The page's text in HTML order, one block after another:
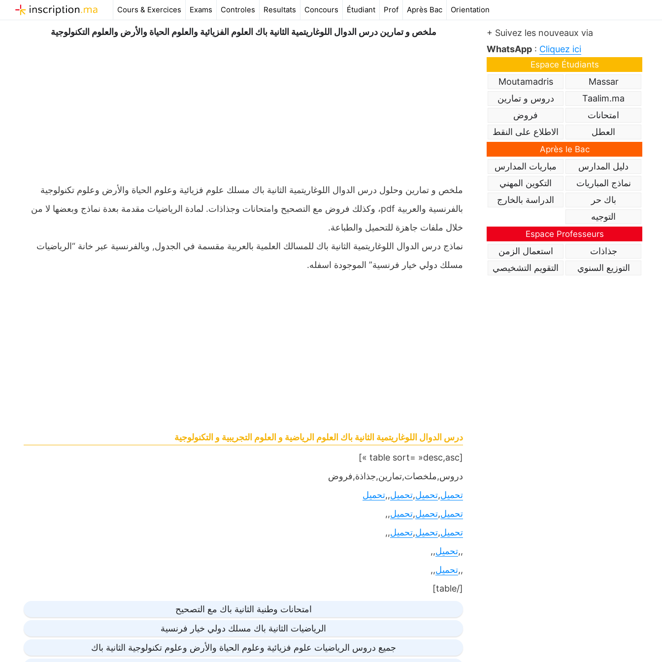
au
Cours & Exercices Exams Controles Resultats Concours Étudiant Prof Après Bac Orientation
ملخص و تمارين درس الدوال اللوغاريتمية الثانية باك العلوم الفزيائية والعلوم الحياة والأرض والعلوم التكنولوجية
ملخص و تمارين وحلول درس الدوال اللوغاريتمية الثانية باك مسلك علوم فزيائية وعلوم الحياة والأرض وعلوم تكنولوجية
بالفرنسية والعربية pdf، وكذلك فروض مع التصحيح وامتحانات وجذاذات. لمادة الرياضيات مقدمة بعدة نماذج وبعضها لا من
خلال ملفات جاهزة للتحميل والطباعة.
نماذج درس الدوال اللوغاريتمية الثانية باك للمسالك العلمية بالعربية مقسمة في الجدول, وبالفرنسية عبر خانة “الرياضيات
مسلك دولي خيار فرنسية” الموجودة اسفله.
درس الدوال اللوغاريتمية الثانية باك العلوم الرياضية و العلوم التجريبية و التكنولوجية
[table sort= »desc,asc »]
دروس,ملخصات,تمارين,جذاذة,فروض
تحميل,تحميل,تحميل,,تحميل
تحميل,تحميل,تحميل,,
تحميل,تحميل,تحميل,,
,,تحميل,,
,,تحميل,,
[/table]
امتحانات وطنية الثانية باك مع التصحيح
الرياضيات الثانية باك مسلك دولي خيار فرنسية
جميع دروس الرياضيات علوم فزيائية وعلوم الحياة والأرض وعلوم تكنولوجية الثانية باك
+ Suivez les nouveaux via
WhatsApp : Cliquez ici
Espace Étudiants
Massar
Moutamadris
Taalim.ma
دروس و تمارين
امتحانات
فروض
العطل
الاطلاع على النقط
Après le Bac
دليل المدارس
مباريات المدارس
نماذج المباريات
التكوين المهني
باك حر
الدراسة بالخارج
التوجيه
Espace Professeurs
جذاذات
استعمال الزمن
التوزيع السنوي
التقويم التشخيصي